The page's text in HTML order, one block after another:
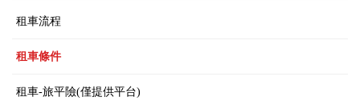
租車流程
租車條件
租車-旅平險(僅提供平台)